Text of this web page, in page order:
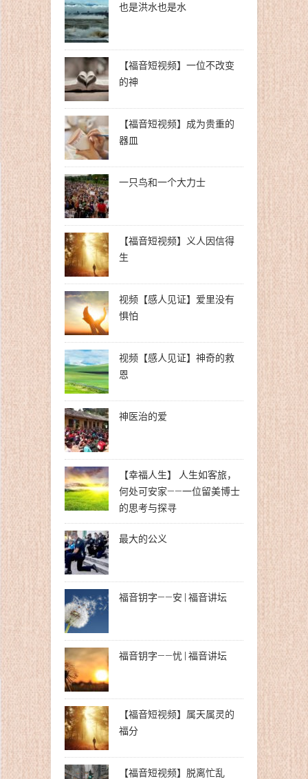
也是洪水也是水
【福音短视频】一位不改变
的神
【福音短视频】成为贵重的
器皿
一只鸟和一个大力士
【福音短视频】义人因信得
生
视频【感人见证】爱里没有
惧怕
视频【感人见证】神奇的救
恩
神医治的爱
【幸福人生】 人生如客旅，
何处可安家——一位留美博士
的思考与探寻
最大的公义
福音钥字——安 | 福音讲坛
福音钥字——忧 | 福音讲坛
【福音短视频】属天属灵的
福分
【福音短视频】脱离忙乱